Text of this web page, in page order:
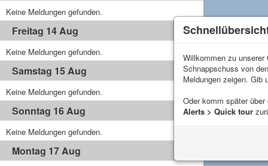
Keine Meldungen gefunden.
Freitag 14 Aug
Keine Meldungen gefunden.
Samstag 15 Aug
Keine Meldungen gefunden.
Sonntag 16 Aug
Keine Meldungen gefunden.
Montag 17 Aug
Willkommen zu
Schnappschuss von
Meldungen zeigen. Gib
Oder komm später über
Alerts > Quick tour